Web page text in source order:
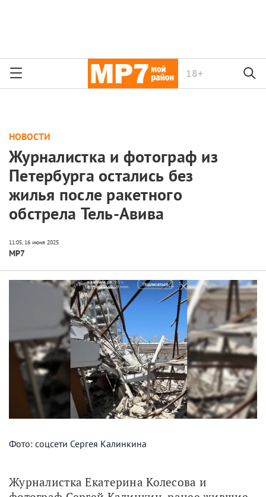
18+
НОВОСТИ
Журналистка и фотограф из
Петербурга остались без
жилья после ракетного
обстрела Тель-Авива
МР7
Фото: соцсети Сергея Калинкина
Журналистка Екатерина Колесова и